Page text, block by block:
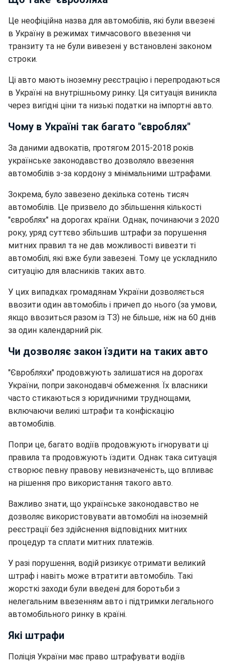
Це неофіційна назва для автомобілів, які були ввезені
в Україну в режимах тимчасового ввезення чи
транзиту та не були вивезені у встановлені законом
строки.
Ці авто мають іноземну реєстрацію і перепродаються
в Україні на внутрішньому ринку. Ця ситуація виникла
через вигідні ціни та низькі податки на імпортні авто.
Чому в Україні так багато "євроблях"
За даними адвокатів, протягом 2015-2018 років
українське законодавство дозволяло ввезення
автомобілів з-за кордону з мінімальними штрафами.
Зокрема, було завезено декілька сотень тисяч
автомобілів. Це призвело до збільшення кількості
"євроблях" на дорогах країни. Однак, починаючи з 2020
року, уряд суттєво збільшив штрафи за порушення
митних правил та не дав можливості вивезти ті
автомобілі, які вже були завезені. Тому це ускладнило
ситуацію для власників таких авто.
У цих випадках громадянам України дозволяється
ввозити один автомобіль і причеп до нього (за умови,
якщо ввозиться разом із ТЗ) не більше, ніж на 60 днів
за один календарний рік.
Чи дозволяє закон їздити на таких авто
"Євробляхи" продовжують залишатися на дорогах
України, попри законодавчі обмеження. Їх власники
часто стикаються з юридичними труднощами,
включаючи великі штрафи та конфіскацію
автомобілів.
Попри це, багато водіїв продовжують ігнорувати ці
правила та продовжують їздити. Однак така ситуація
створює певну правову невизначеність, що впливає
на рішення про використання такого авто.
Важливо знати, що українське законодавство не
дозволяє використовувати автомобілі на іноземній
реєстрації без здійснення відповідних митних
процедур та сплати митних платежів.
У разі порушення, водій ризикує отримати великий
штраф і навіть може втратити автомобіль. Такі
жорсткі заходи були введені для боротьби з
нелегальним ввезенням авто і підтримки легального
автомобільного ринку в країні.
Які штрафи
Поліція України має право штрафувати водіїв